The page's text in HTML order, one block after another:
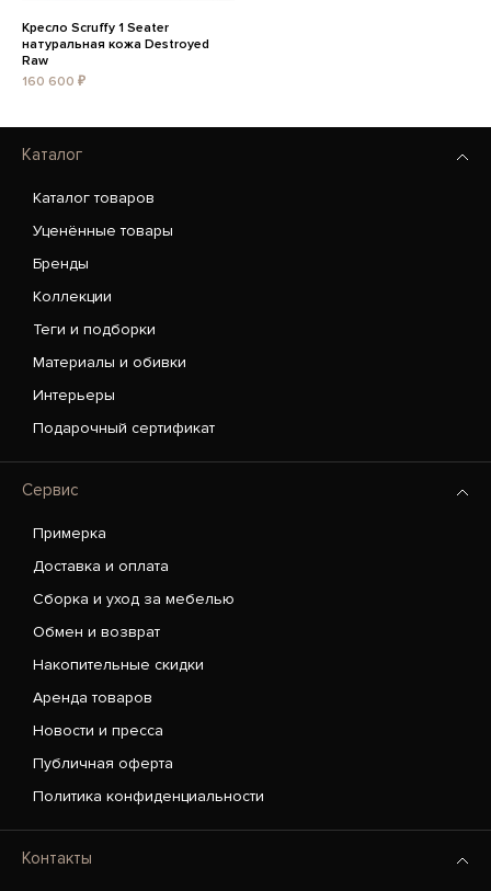
Кресло Scruffy 1 Seater
натуральная кожа Destroyed
Raw
160 600 ₽
Каталог
Каталог товаров
Уценённые товары
Бренды
Коллекции
Теги и подборки
Материалы и обивки
Интерьеры
Подарочный сертификат
Сервис
Примерка
Доставка и оплата
Сборка и уход за мебелью
Обмен и возврат
Накопительные скидки
Аренда товаров
Новости и пресса
Публичная оферта
Политика конфиденциальности
Контакты